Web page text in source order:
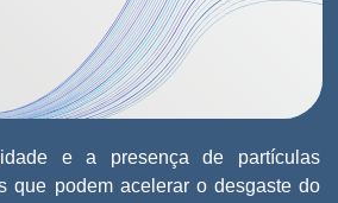
e a presença de partículas
que podem acelerar o desgaste do